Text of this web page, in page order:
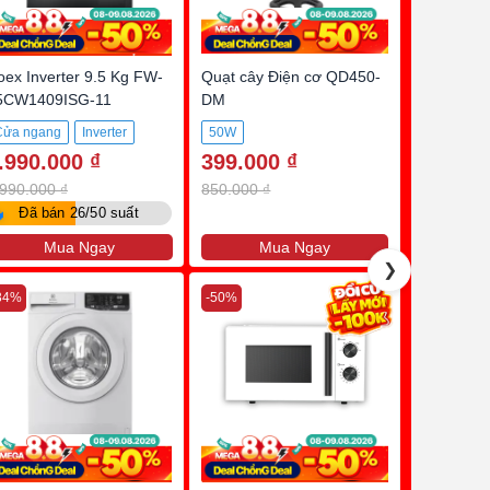
❯
Inverter 9.5 Kg FW-
11
ngang
Inverter
9.5Kg ₫
₫
Đã bán 26/50 suất
Mua Ngay
Quạt cây Điện cơ QD450-
DM
50W
399.000 ₫
850.000 ₫
Mua Ngay
-50%